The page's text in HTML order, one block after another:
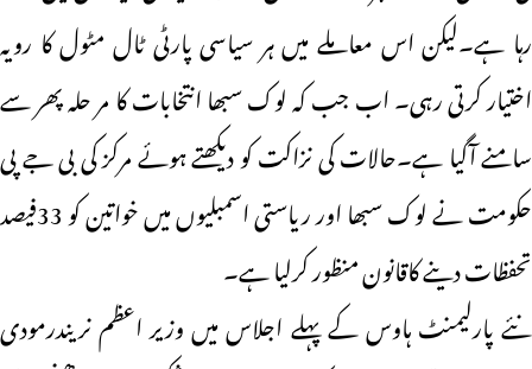
رہا ہے۔لیکن اس معاملے میں ہر سیاسی پارٹی ٹال مٹول کا رویہ
اختیار کرتی رہی۔ اب جب کہ لوک سبھا انتخابات کا مر حلہ پھر سے
سامنے آگیا ہے۔حالات کی نزاکت کو دیکھتے ہوئے مرکز کی بی جے پی
حکومت نے لوک سبھا اور ریاستی اسمبلیوں میں خواتین کو 33فیصد
تحفظات دینے کاقانون منظور کرلیا ہے۔
نئے پارلیمنٹ ہاوس کے پہلے اجلاس میں وزیر اعظم نریندرمودی